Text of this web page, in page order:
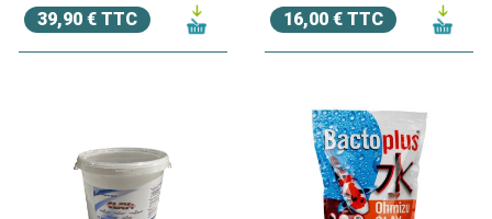
39,90 € TTC 16,00 € TTC